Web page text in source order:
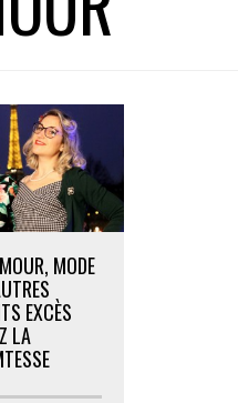
MODE
EXCÈS
LA